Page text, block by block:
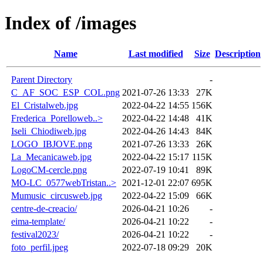
Index of /images
Name Last modified Size Description
Parent Directory
-
C_AF_SOC_ESP_COL.png 2021-07-26 13:33
27K
El_Cristalweb.jpg
2022-04-22 14:55 156K
Frederica_Porelloweb..>
2022-04-22 14:48
41K
Iseli_Chiodiweb.jpg
2022-04-26 14:43
84K
LOGO_IBJOVE.png
2021-07-26 13:33
26K
La_Mecanicaweb.jpg
2022-04-22 15:17 115K
LogoCM-cercle.png
2022-07-19 10:41
89K
MO-LC_0577webTristan..>
2021-12-01 22:07 695K
Mumusic_circusweb.jpg
2022-04-22 15:09
66K
centre-de-creacio/
2026-04-21 10:26
-
eima-template/
2026-04-21 10:22
-
festival2023/
2026-04-21 10:22
-
foto_perfil.jpeg
2022-07-18 09:29
20K